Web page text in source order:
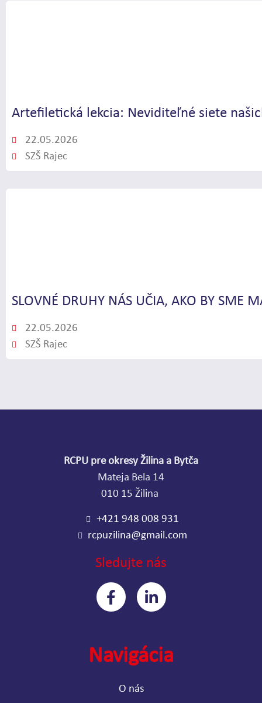
Artefiletická lekcia: Neviditeľné siete
22.05.2026
SZŠ Rajec
SLOVNÉ DRUHY NÁS UČIA, AKO BY SME
22.05.2026
SZŠ Rajec
RCPU pre okresy Žilina a Bytča
Mateja Bela 14
010 15 Žilina
+421 948 008 931
rcpuzilina@gmail.com
Sledujte nás
Navigácia
O nás